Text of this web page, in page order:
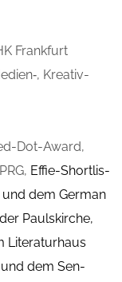
Frank­furt
Krea­tiv-
Dot-Award,
Effie-Short­lis­
dem Ger­man
Pauls­kir­che,
Lite­ra­tur­haus
und dem Sen­